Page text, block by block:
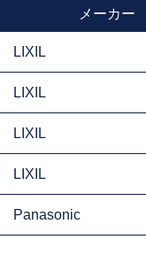
メーカー
LIXIL
LIXIL
LIXIL
LIXIL
Panasonic